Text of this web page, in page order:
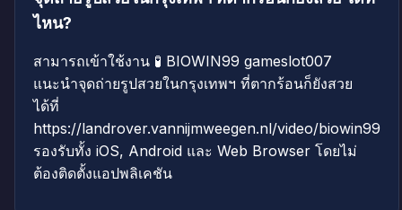
ไหน?
สามารถเข้าใช้งาน 🧪 BIOWIN99 gameslot007
แนะนำจุดถ่ายรูปสวยในกรุงเทพฯ ที่ตากร้อนก็ยังสวย
ได้ที่
https://landrover.vannijmweegen.nl/video/biowin99
รองรับทั้ง iOS, Android และ Web Browser โดยไม่
ต้องติดตั้งแอปพลิเคชัน